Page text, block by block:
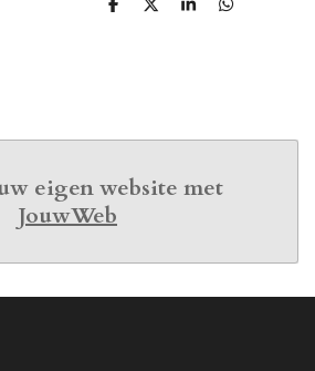
D
D
S
D
eigen website met
JouwWeb